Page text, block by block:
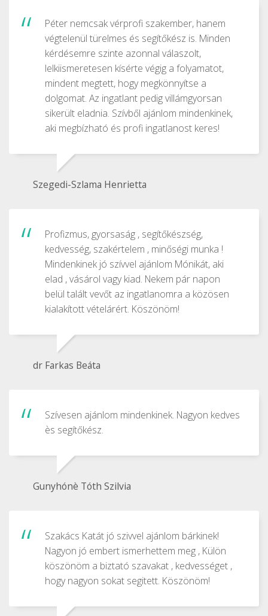
Péter nemcsak vérprofi szakember, hanem
végtelenül türelmes és segítőkész is. Minden
kérdésemre szinte azonnal válaszolt,
lelkiismeretesen kísérte végig a folyamatot,
mindent megtett, hogy megkönnyítse a
dolgomat. Az ingatlant pedig villámgyorsan
sikerült eladnia. Szívből ajánlom mindenkinek,
aki megbízható és profi ingatlanost keres!
Szegedi-Szlama Henrietta
Profizmus, gyorsaság , segítőkészség,
kedvesség, szakértelem , minőségi munka !
Mindenkinek jó szívvel ajánlom Mónikát, aki
elad , vásárol vagy kiad. Nekem pár napon
belül talált vevőt az ingatlanomra a közösen
kialakított vételárért. Köszönöm!
dr Farkas Beáta
Szívesen ajánlom mindenkinek. Nagyon kedves
ès segítőkész.
Gunyhónè Tóth Szilvia
Szakács Katát jó szivvel ajánlom bárkinek!
Nagyon jó embert ismerhettem meg , Külön
köszönöm a biztató szavakat , kedvességet ,
hogy nagyon sokat segitett. Köszönöm!